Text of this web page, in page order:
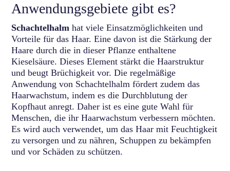
Anwendungsgebiete gibt es?
Schachtelhalm hat viele Einsatzmöglichkeiten und
Vorteile für das Haar. Eine davon ist die Stärkung der
Haare durch die in dieser Pflanze enthaltene
Kieselsäure. Dieses Element stärkt die Haarstruktur
und beugt Brüchigkeit vor. Die regelmäßige
Anwendung von Schachtelhalm fördert zudem das
Haarwachstum, indem es die Durchblutung der
Kopfhaut anregt. Daher ist es eine gute Wahl für
Menschen, die ihr Haarwachstum verbessern möchten.
Es wird auch verwendet, um das Haar mit Feuchtigkeit
zu versorgen und zu nähren, Schuppen zu bekämpfen
und vor Schäden zu schützen.